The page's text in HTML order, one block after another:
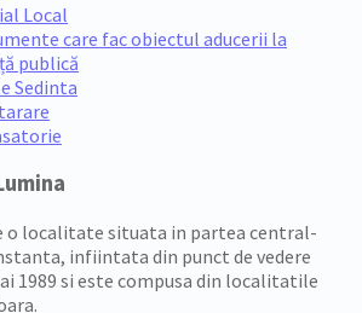
Local
care fac obiectul aducerii la
publică
Sedinta
o localitate situata in partea central-
infiintata din punct de vedere
1989 si este compusa din localitatile